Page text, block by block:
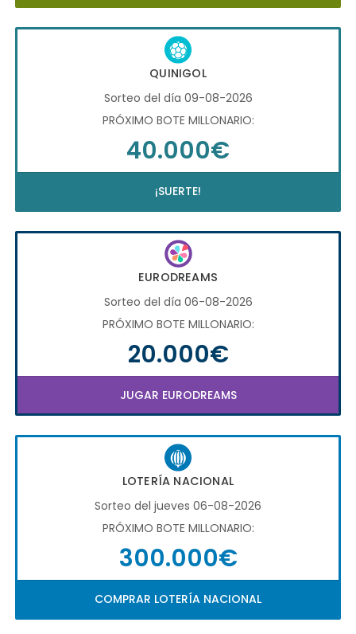
QUINIGOL
Sorteo del día 09-08-2026
PRÓXIMO BOTE MILLONARIO:
40.000€
¡SUERTE!
EURODREAMS
Sorteo del día 06-08-2026
PRÓXIMO BOTE MILLONARIO:
20.000€
JUGAR EURODREAMS
LOTERÍA NACIONAL
Sorteo del jueves 06-08-2026
PRÓXIMO BOTE MILLONARIO:
300.000€
COMPRAR LOTERÍA NACIONAL